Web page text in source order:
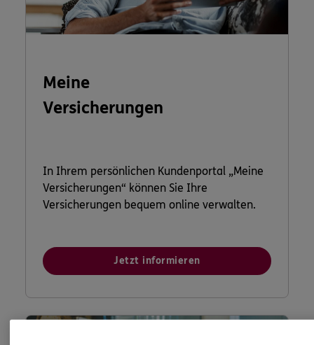
Meine
Versicherungen
In Ihrem persönlichen Kundenportal „Meine
Versicherungen“ können Sie Ihre
Versicherungen bequem online verwalten.
Jetzt informieren